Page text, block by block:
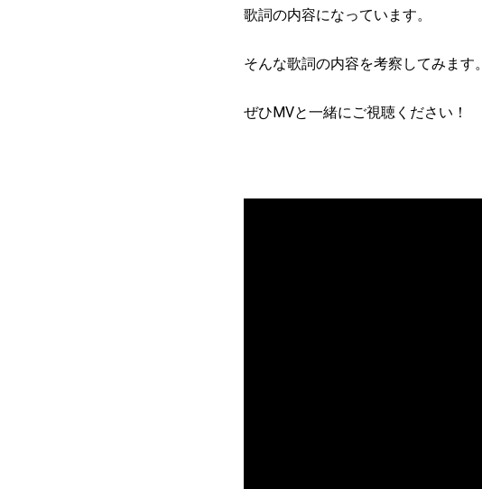
歌詞の内容になっています。
そんな歌詞の内容を考察してみます。
ぜひMVと一緒にご視聴ください！